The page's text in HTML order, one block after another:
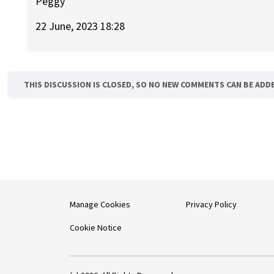
22 June, 2023 18:28
THIS DISCUSSION IS CLOSED, SO NO NEW COMMENTS CAN BE
Manage Cookies
Cookie Notice
Privacy Policy